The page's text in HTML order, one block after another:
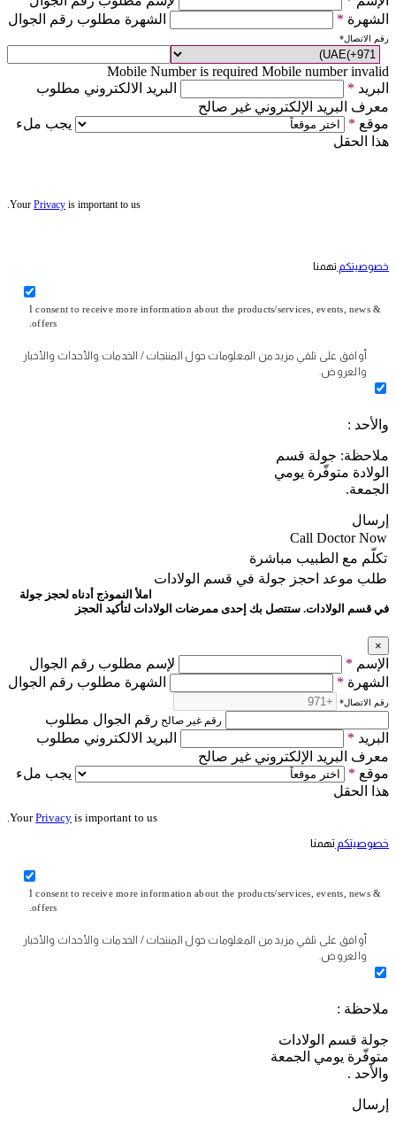
الشهرة * الشهرة مطلوب رقم الجوال
رقم الاتصال*
Mobile Number is required Mobile number invalid
البريد *
البريد الالكتروني مطلوب
معرف البريد الإلكتروني غير صالح
موقع *
يجب ملء
هذا الحقل
Your Privacy is important to us.
خصوصيتكم تهمنا
I consent to receive more information about the products/services, events, news &
offers.
أوافق على تلقي مزيد من المعلومات حول المنتجات / الخدمات والأحداث والأخبار
والعروض.
والأحد :
ملاحظة: جولة قسم
الولادة متوفّرة يومي
الجمعة.
إرسال
Call Doctor Now
تكلّم مع الطبيب مباشرة
طلب موعد احجز جولة في قسم الولادات
املأ النموذج أدناه لحجز جولة
في قسم الولادات. ستتصل بك إحدى ممرضات الولادات لتأكيد الحجز
×
الإسم *
لإسم مطلوب رقم الجوال
الشهرة * الشهرة مطلوب رقم الجوال
رقم الاتصال*
رقم غير صالح رقم الجوال مطلوب
البريد *
البريد الالكتروني مطلوب
معرف البريد الإلكتروني غير صالح
موقع *
يجب ملء
هذا الحقل
YourPrivacy is important to us.
خصوصيتكم تهمنا
I consent to receive more information about the products/services, events, news &
offers.
أوافق على تلقي مزيد من المعلومات حول المنتجات / الخدمات والأحداث والأخبار
والعروض.
ملاحظة :
جولة قسم الولادات
متوفّرة يومي الجمعة
والأحد .
إرسال